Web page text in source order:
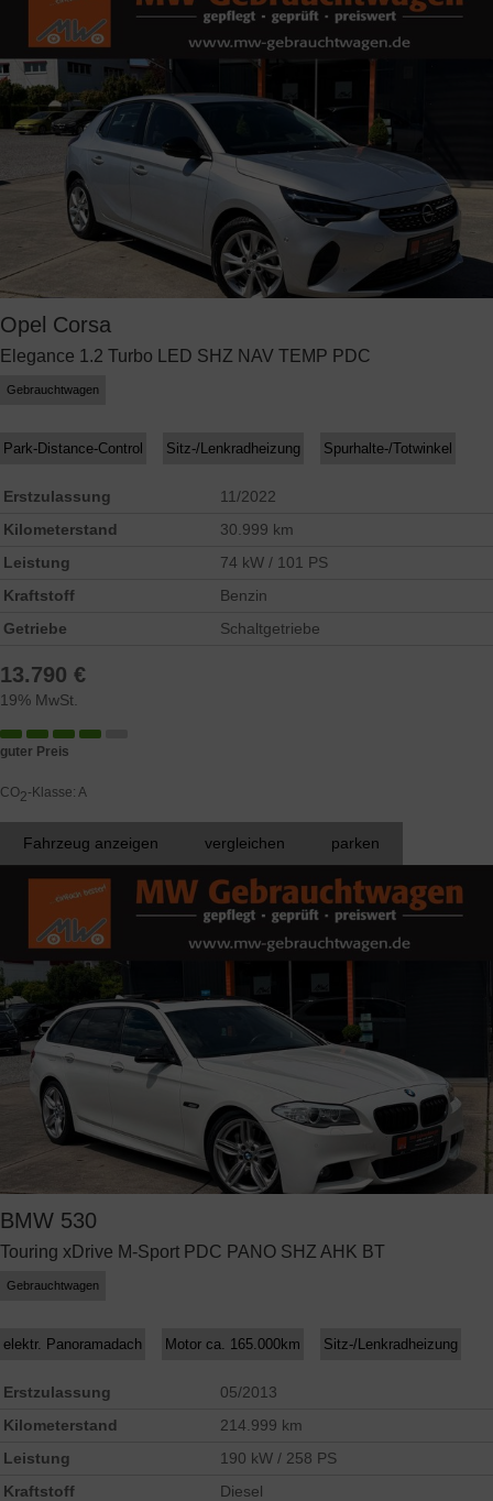
Opel Corsa
Elegance 1.2 Turbo LED SHZ NAV TEMP PDC
Gebrauchtwagen
Park-Distance-Control Sitz-/Lenkradheizung Spurhalte-/Totwinkel
Erstzulassung
11/2022
Kilometerstand
30.999 km
Leistung
74 kW / 101 PS
Kraftstoff
Benzin
Getriebe
Schaltgetriebe
13.790 €
19% MwSt.
guter Preis
CO2-Klasse: A
Fahrzeug anzeigen vergleichen parken
BMW 530
Touring xDrive M-Sport PDC PANO SHZ AHK BT
Gebrauchtwagen
elektr. Panoramadach Motor ca. 165.000km Sitz-/Lenkradheizung
Erstzulassung
05/2013
Kilometerstand
214.999 km
Leistung
190 kW / 258 PS
Kraftstoff
Diesel